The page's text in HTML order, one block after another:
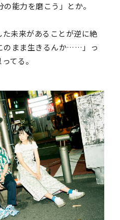
能力を磨こう」とか。
た未来があることが逆に絶
のまま生きるんか……」っ
てる。